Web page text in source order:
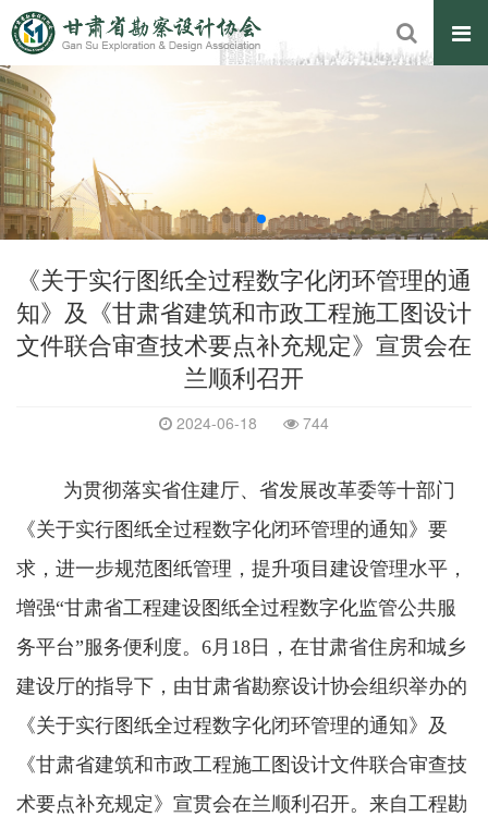
《关于实行图纸全过程数字化闭环管理的通
知》及《甘肃省建筑和市政工程施工图设计
文件联合审查技术要点补充规定》宣贯会在
兰顺利召开
2024-06-18 744
为贯彻落实省住建厅、省发展改革委等十部门
《关于实行图纸全过程数字化闭环管理的通知》要
求，进一步规范图纸管理，提升项目建设管理水平，
增强“甘肃省工程建设图纸全过程数字化监管公共服
务平台”服务便利度。6月18日，在甘肃省住房和城乡
建设厅的指导下，由甘肃省勘察设计协会组织举办的
《关于实行图纸全过程数字化闭环管理的通知》及
《甘肃省建筑和市政工程施工图设计文件联合审查技
术要点补充规定》宣贯会在兰顺利召开。来自工程勘